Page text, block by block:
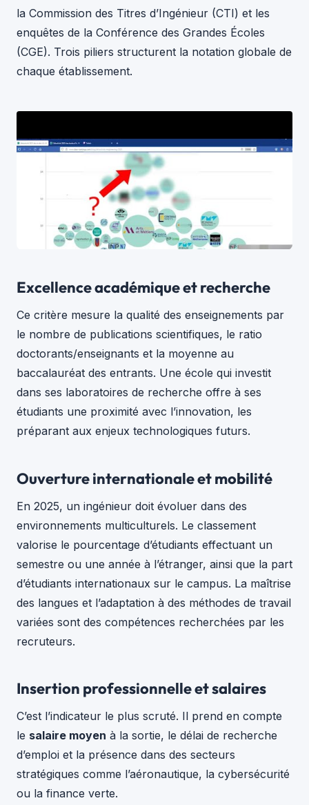
la Commission des Titres d’Ingénieur (CTI) et les
enquêtes de la Conférence des Grandes Écoles
(CGE). Trois piliers structurent la notation globale de
chaque établissement.
Excellence académique et recherche
Ce critère mesure la qualité des enseignements par
le nombre de publications scientifiques, le ratio
doctorants/enseignants et la moyenne au
baccalauréat des entrants. Une école qui investit
dans ses laboratoires de recherche offre à ses
étudiants une proximité avec l’innovation, les
préparant aux enjeux technologiques futurs.
Ouverture internationale et mobilité
En 2025, un ingénieur doit évoluer dans des
environnements multiculturels. Le classement
valorise le pourcentage d’étudiants effectuant un
semestre ou une année à l’étranger, ainsi que la part
d’étudiants internationaux sur le campus. La maîtrise
des langues et l’adaptation à des méthodes de travail
variées sont des compétences recherchées par les
recruteurs.
Insertion professionnelle et salaires
C’est l’indicateur le plus scruté. Il prend en compte
le salaire moyen à la sortie, le délai de recherche
d’emploi et la présence dans des secteurs
stratégiques comme l’aéronautique, la cybersécurité
ou la finance verte.